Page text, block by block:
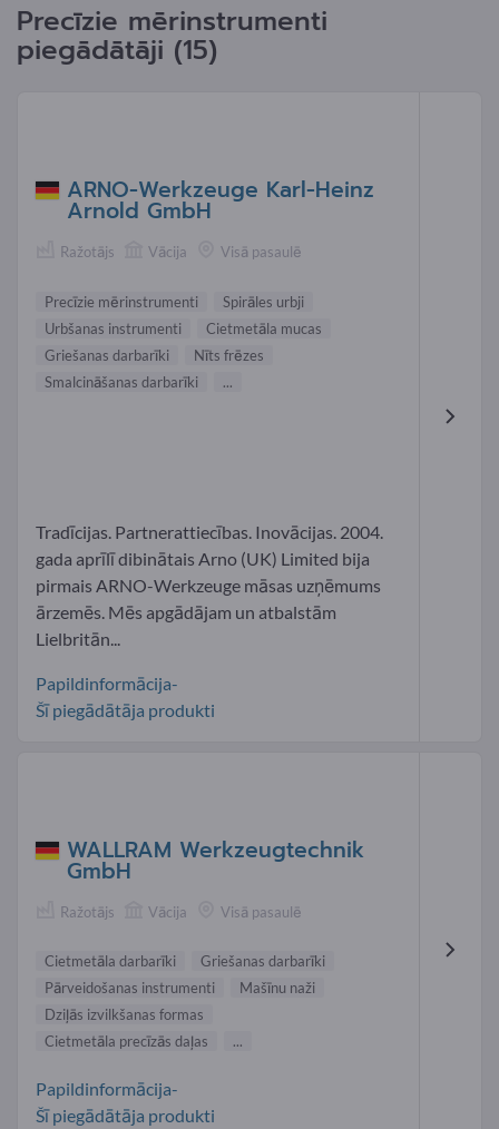
Precīzie mērinstrumenti
piegādātāji (15)
ARNO-Werkzeuge Karl-Heinz
Arnold GmbH
Ražotājs Vācija Visā pasaulē
Precīzie mērinstrumenti
Spirāles urbji
Urbšanas instrumenti
Cietmetāla mucas
Griešanas darbarīki
Nīts frēzes
Smalcināšanas darbarīki
...
Tradīcijas. Partnerattiecības. Inovācijas. 2004.
gada aprīlī dibinātais Arno (UK) Limited bija
pirmais ARNO-Werkzeuge māsas uzņēmums
ārzemēs. Mēs apgādājam un atbalstām
Lielbritān...
Papildinformācija-
Šī piegādātāja produkti
WALLRAM Werkzeugtechnik
GmbH
Ražotājs Vācija Visā pasaulē
Cietmetāla darbarīki
Griešanas darbarīki
Pārveidošanas instrumenti
Mašīnu naži
Dziļās izvilkšanas formas
Cietmetāla precīzās daļas
...
Papildinformācija-
Šī piegādātāja produkti